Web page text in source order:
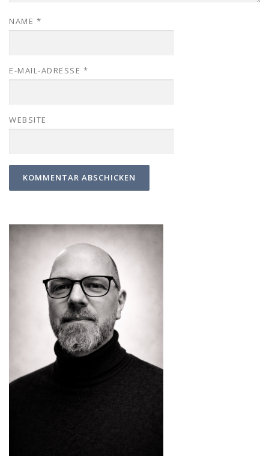
NAME *
E-MAIL-ADRESSE *
WEBSITE